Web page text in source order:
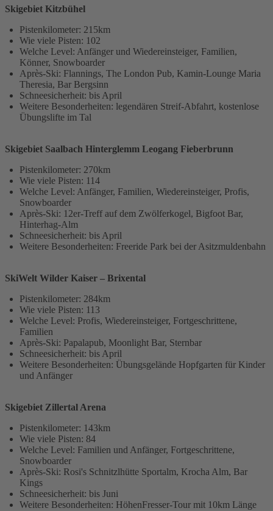
Skigebiet Kitzbühel
Pistenkilometer: 215km
Wie viele Pisten: 102
Welche Level: Anfänger und Wiedereinsteiger, Familien,
Könner, Snowboarder
Après-Ski: Flannings, The London Pub, Kamin-Lounge Maria
Theresia, Bar Bergsinn
Schneesicherheit: bis April
Weitere Besonderheiten: legendären Streif-Abfahrt, kostenlose
Übungslifte im Tal
Skigebiet Saalbach Hinterglemm Leogang Fieberbrunn
Pistenkilometer: 270km
Wie viele Pisten: 114
Welche Level: Anfänger, Familien, Wiedereinsteiger, Profis,
Snowboarder
Après-Ski: 12er-Treff auf dem Zwölferkogel, Bigfoot Bar,
Hinterhag-Alm
Schneesicherheit: bis April
Weitere Besonderheiten: Freeride Park bei der Asitzmuldenbahn
SkiWelt Wilder Kaiser – Brixental
Pistenkilometer: 284km
Wie viele Pisten: 113
Welche Level: Profis, Wiedereinsteiger, Fortgeschrittene,
Familien
Après-Ski: Papalapub, Moonlight Bar, Sternbar
Schneesicherheit: bis April
Weitere Besonderheiten: Übungsgelände Hopfgarten für Kinder
und Anfänger
Skigebiet Zillertal Arena
Pistenkilometer: 143km
Wie viele Pisten: 84
Welche Level: Familien und Anfänger, Fortgeschrittene,
Snowboarder
Après-Ski: Rosi's Schnitzlhütte Sportalm, Krocha Alm, Bar
Kings
Schneesicherheit: bis Juni
Weitere Besonderheiten: HöhenFresser-Tour mit 10km Länge